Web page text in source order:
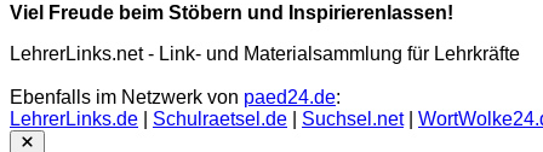
Viel Freude beim Stöbern und Inspirierenlassen!
LehrerLinks.net - Link- und Materialsammlung für Lehrkräfte
Ebenfalls im Netzwerk von paed24.de:
LehrerLinks.de
Schulraetsel.de Suchsel.net|
Close